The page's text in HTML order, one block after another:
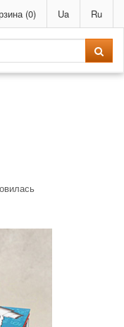
(0) Ua Ru